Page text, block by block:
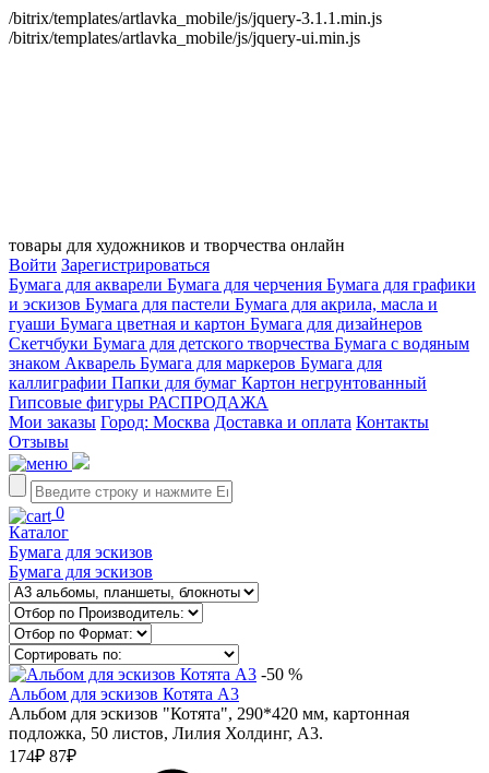
/bitrix/templates/artlavka_mobile/js/jquery-3.1.1.min.js
/bitrix/templates/artlavka_mobile/js/jquery-ui.min.js
товары для художников и творчества онлайн
Войти Зарегистрироваться
Бумага для акварели Бумага для черчения Бумага для графики
и эскизов Бумага для пастели Бумага для акрила, масла и
гуаши Бумага цветная и картон Бумага для дизайнеров
Скетчбуки Бумага для детского творчества Бумага с водяным
знаком Акварель Бумага для маркеров Бумага для
каллиграфии Папки для бумаг Картон негрунтованный
Гипсовые фигуры РАСПРОДАЖА
Мои заказы Город: Москва Доставка и оплата Контакты
Отзывы
0
Каталог
Бумага для эскизов
Бумага для эскизов
-50 %
Альбом для эскизов Котята А3
Альбом для эскизов "Котята", 290*420 мм, картонная
подложка, 50 листов, Лилия Холдинг, А3.
174₽ 87₽